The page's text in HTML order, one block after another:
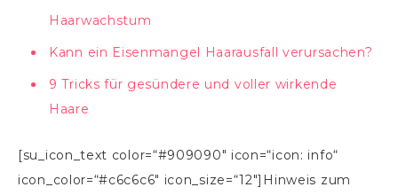
Haarwachstum
Kann ein Eisenmangel Haarausfall verursachen?
9 Tricks für gesündere und voller wirkende
Haare
[su_icon_text color=“#909090″ icon=“icon: info“
icon_color=“#c6c6c6″ icon_size=“12″]Hinweis zum